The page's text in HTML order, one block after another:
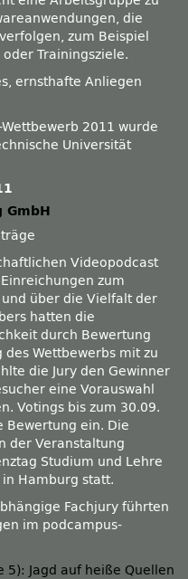
die
zum Beispiel
Trainingsziele.
ernsthafte Anliegen
2011 wurde
Universität
Videopodcast
zum
über die Vielfalt der
hatten die
durch Bewertung
Wettbewerbs mit zu
die Jury den Gewinner
eine Vorauswahl
Votings bis zum 30.09.
Bewertung ein. Die
der Veranstaltung
Studium und Lehre
Hamburg statt.
Fachjury führten
im podcampus-
5): Jagd auf heiße Quellen